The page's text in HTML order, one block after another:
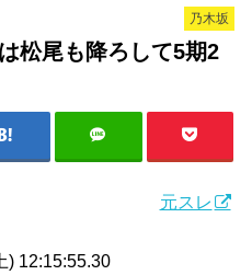
乃木坂
松尾も降ろして5期2
元スレ
) 12:15:55.30